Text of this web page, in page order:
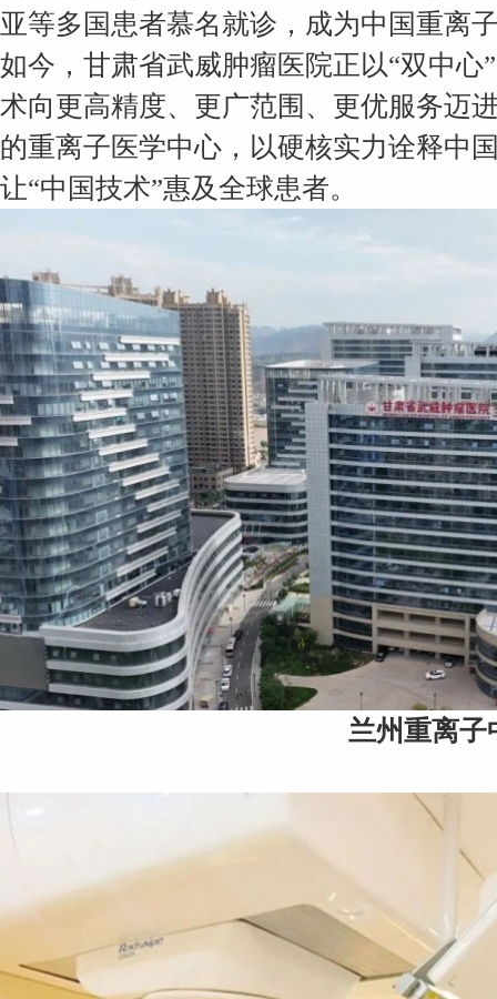
亚等多国患者慕名就诊，成为中国重离
如今，甘肃省武威肿瘤医院正以“双中
术向更高精度、更广范围、更优服务迈
的重离子医学中心，以硬核实力诠释中
让“中国技术”惠及全球患者。
兰州重离子